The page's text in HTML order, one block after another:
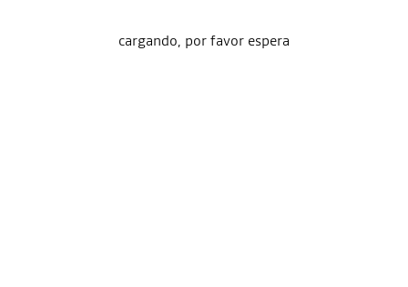
cargando, por favor espera